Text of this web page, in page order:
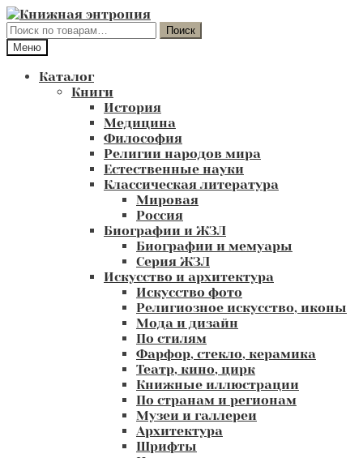
Перейти
к
навигации
Перейти
к
содержимому
Искать:
Поиск
Меню
Каталог
Книги
История
Медицина
Философия
Религии народов мира
Естественные науки
Классическая литература
Мировая
Россия
Биографии и ЖЗЛ
Биографии и мемуары
Серия ЖЗЛ
Искусство и архитектура
Искусство фото
Религиозное искусство, иконы
Мода и дизайн
По стилям
Фарфор, стекло, керамика
Театр, кино, цирк
Книжные иллюстрации
По странам и регионам
Музеи и галлереи
Архитектура
Шрифты